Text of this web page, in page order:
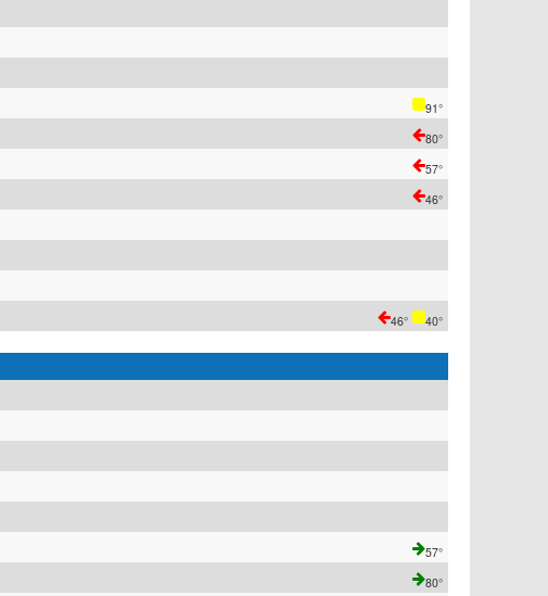
91°
80°
57°
46°
46° 40°
57°
80°